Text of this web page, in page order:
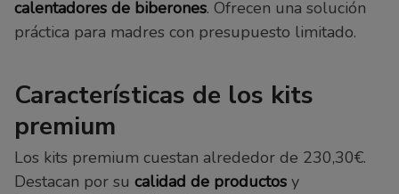
calentadores de biberones. Ofrecen una solución
práctica para madres con presupuesto limitado.
Características de los kits
premium
Los kits premium cuestan alrededor de 230,30€.
Destacan por su calidad de productos y